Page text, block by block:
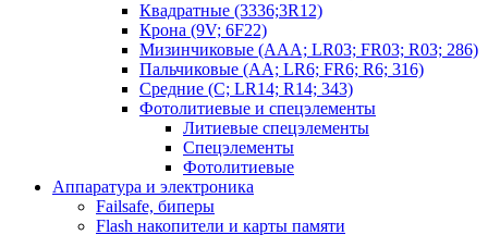
Квадратные (3336;3R12)
Крона (9V; 6F22)
Мизинчиковые (AAA; LR03; FR03; R03; 286)
Пальчиковые (AA; LR6; FR6; R6; 316)
Средние (C; LR14; R14; 343)
Фотолитиевые и спецэлементы
Литиевые спецэлементы
Спецэлементы
Фотолитиевые
Аппаратура и электроника
Failsafe, биперы
Flash накопители и карты памяти